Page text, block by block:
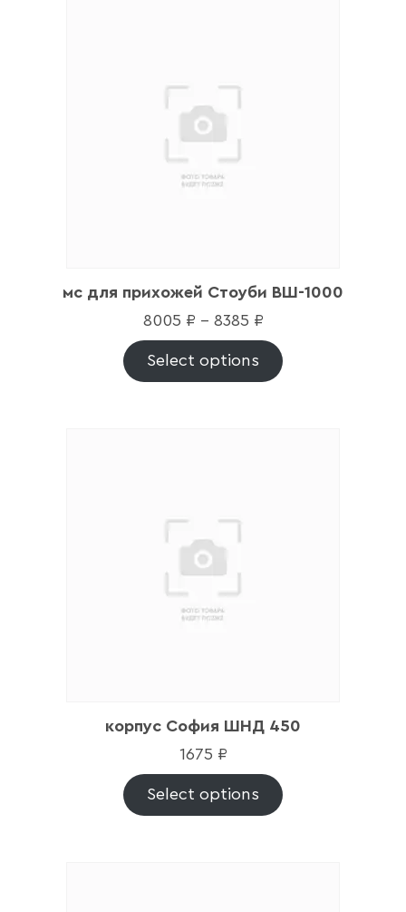
мс для прихожей Стоуби ВШ-1000
8005 ₽ – 8385 ₽
Select options
корпус София ШНД 450
1675 ₽
Select options